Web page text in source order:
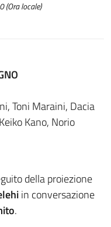
(Ora locale)
Toni Maraini, Dacia
Kano, Norio
della proiezione
in conversazione
.